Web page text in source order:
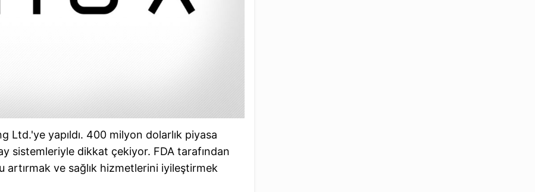
Ltd.'ye yapıldı. 400 milyon dolarlık piyasa
sistemleriyle dikkat çekiyor. FDA tarafından
ve sağlık hizmetlerini iyileştirmek